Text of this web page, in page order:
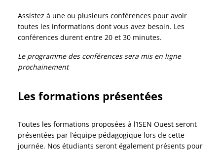
Assistez à une ou plusieurs conférences pour avoir
toutes les informations dont vous avez besoin. Les
conférences durent entre 20 et 30 minutes.
Le programme des conférences sera mis en ligne
prochainement
Les formations présentées
Toutes les formations proposées à l’ISEN Ouest seront
présentées par l’équipe pédagogique lors de cette
journée. Nos étudiants seront également présents pour